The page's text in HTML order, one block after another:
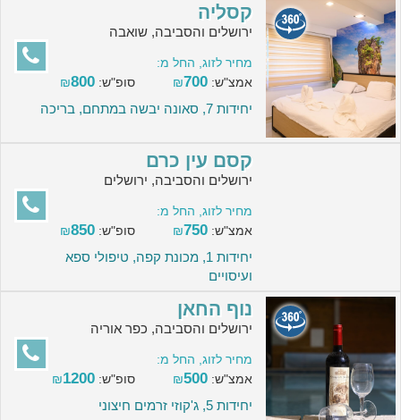
קסליה
ירושלים והסביבה, שואבה
מחיר לזוג, החל מ:
אמצ"ש:
₪700 סופ"ש: ₪800
יחידות 7, סאונה יבשה במתחם, בריכה
קסם עין כרם
ירושלים והסביבה, ירושלים
מחיר לזוג, החל מ:
אמצ"ש:
₪750 סופ"ש: ₪850
יחידות 1, מכונת קפה, טיפולי ספא
ועיסויים
נוף החאן
ירושלים והסביבה, כפר אוריה
מחיר לזוג, החל מ:
אמצ"ש:
₪500 סופ"ש: ₪1200
יחידות 5, ג'קוזי זרמים חיצוני